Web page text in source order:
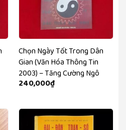
Chọn Ngày Tốt Trong Dân
Gian (Văn Hóa Thông Tin
2003) – Tăng Cường Ngô
240,000₫